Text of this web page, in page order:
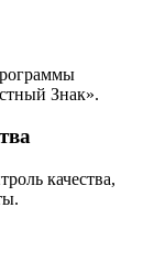
Знак».
качества,